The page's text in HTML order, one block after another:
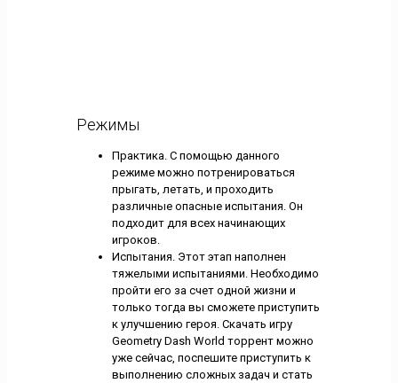
Режимы
Практика. С помощью данного
режиме можно потренироваться
прыгать, летать, и проходить
различные опасные испытания. Он
подходит для всех начинающих
игроков.
Испытания. Этот этап наполнен
тяжелыми испытаниями. Необходимо
пройти его за счет одной жизни и
только тогда вы сможете приступить
к улучшению героя. Скачать игру
Geometry Dash World торрент можно
уже сейчас, поспешите приступить к
выполнению сложных задач и стать